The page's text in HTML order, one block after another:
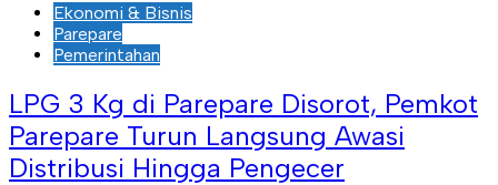
Ekonomi & Bisnis
Parepare
Pemerintahan
LPG 3 Kg di Parepare Disorot, Pemkot
Parepare Turun Langsung Awasi
Distribusi Hingga Pengecer